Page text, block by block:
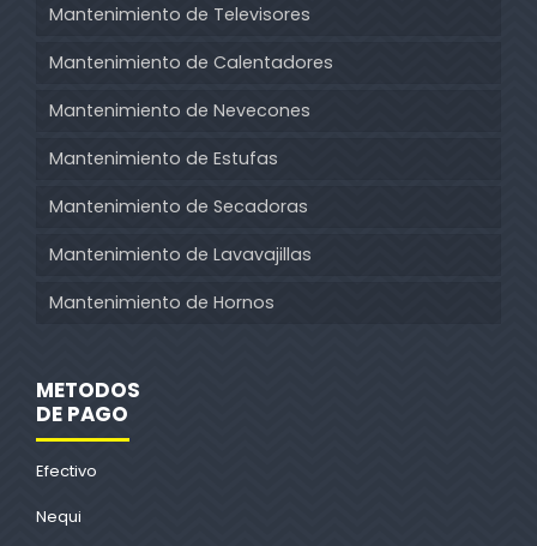
Mantenimiento de Televisores
Mantenimiento de Calentadores
Mantenimiento de Nevecones
Mantenimiento de Estufas
Mantenimiento de Secadoras
Mantenimiento de Lavavajillas
Mantenimiento de Hornos
METODOS
DE PAGO
Efectivo
Nequi